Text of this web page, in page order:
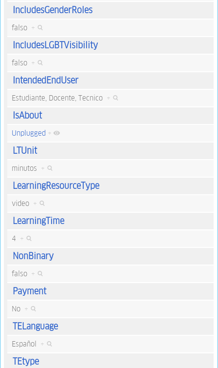
IncludesGenderRoles
falso +
IncludesLGBTVisibility
falso +
IntendedEndUser
Estudiante, Docente, Tecnico +
IsAbout
Unplugged +
LTUnit
minutos +
LearningResourceType
video +
LearningTime
4 +
NonBinary
falso +
Payment
No +
TELanguage
Español +
TEtype